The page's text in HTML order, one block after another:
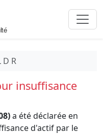
D R
insuffisance
a été déclarée en
d'actif par le